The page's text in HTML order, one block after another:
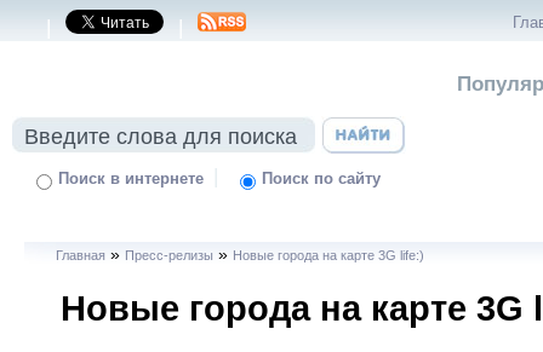
| |
Поиск в интернете | Поиск по сайту
Главная » Пресс-релизы » Новые города на карте 3G life:)
Новые города на карте 3G